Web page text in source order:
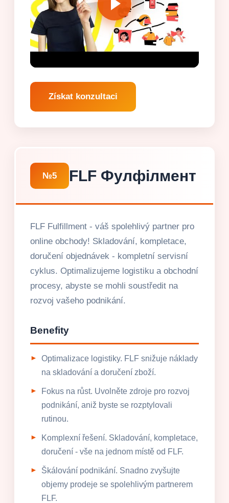
Získat konzultaci
№5 FLF Фулфілмент
FLF Fulfillment - váš spolehlivý partner pro
online obchody! Skladování, kompletace,
doručení objednávek - kompletní servisní
cyklus. Optimalizujeme logistiku a obchodní
procesy, abyste se mohli soustředit na
rozvoj vašeho podnikání.
Benefity
Optimalizace logistiky. FLF snižuje náklady
na skladování a doručení zboží.
Fokus na růst. Uvolněte zdroje pro rozvoj
podnikání, aniž byste se rozptylovali
rutinou.
Komplexní řešení. Skladování, kompletace,
doručení - vše na jednom místě od FLF.
Škálování podnikání. Snadno zvyšujte
objemy prodeje se spolehlivým partnerem
FLF.